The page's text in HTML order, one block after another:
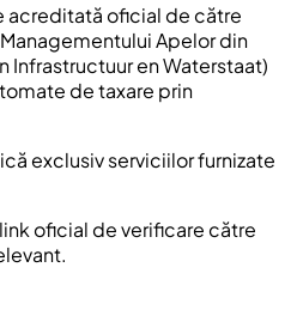
acreditată oficial de către
Apelor din
Infrastructuur en Waterstaat)
de taxare prin
exclusiv serviciilor furnizate
oficial de verificare către